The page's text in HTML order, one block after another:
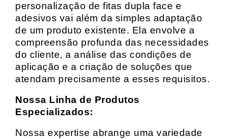
personalização de fitas dupla face e
adesivos vai além da simples adaptação
de um produto existente. Ela envolve a
compreensão profunda das necessidades
do cliente, a análise das condições de
aplicação e a criação de soluções que
atendam precisamente a esses requisitos.
Nossa Linha de Produtos
Especializados:
Nossa expertise abrange uma variedade